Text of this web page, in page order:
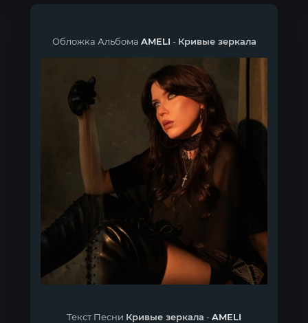
Обложка Альбома AMELI - Кривые зеркала
Текст Песни Кривые зеркала -AMELI